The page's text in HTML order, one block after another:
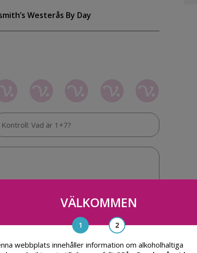
Westerås By Day
VÄLKOMMEN
webbplats innehåller information om alkoholhaltiga